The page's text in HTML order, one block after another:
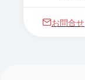
お問合せ